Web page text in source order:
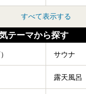
すべて表示する
テーマから探す
サウナ
露天風呂